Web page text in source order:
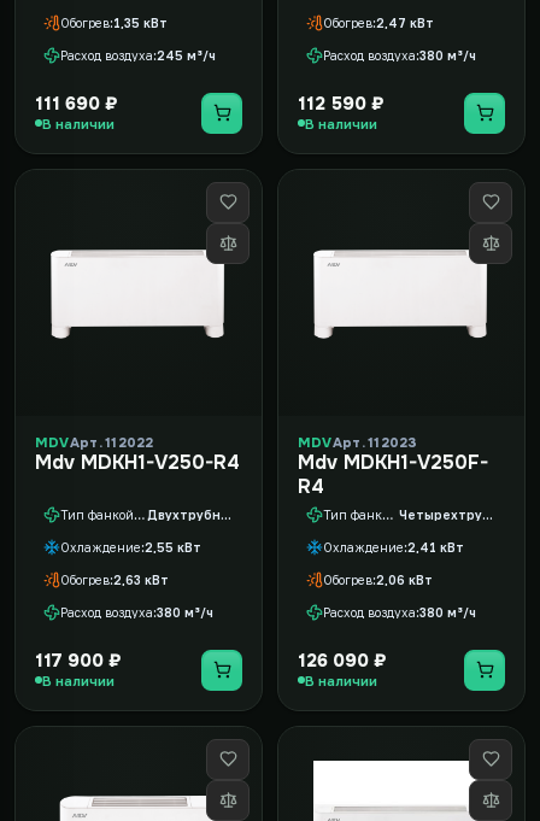
Обогрев 1,35 кВт
Расход воздуха 245 м³/ч
111 690 ₽
В наличии
Обогрев 2,47 кВт
Расход воздуха 380 м³/ч
112 590 ₽
В наличии
MDVАрт. 112022
Mdv MDKH1-V250-R4
Тип фанкойла Двухтрубный
Охлаждение 2,55 кВт
Обогрев 2,63 кВт
Расход воздуха 380 м³/ч
117 900 ₽
В наличии
MDVАрт. 112023
Mdv MDKH1-V250F-
R4
Тип фанкойла Четырехтрубный
Охлаждение 2,41 кВт
Обогрев 2,06 кВт
Расход воздуха 380 м³/ч
126 090 ₽
В наличии